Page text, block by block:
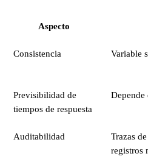
Aspecto
Consistencia Variable
Previsibilidad de
tiempos de respuesta
Auditabilidad
Trazas
registros